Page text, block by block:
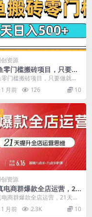
创资源
零门槛搬砖项目，只要做
够挣钱，一天可以3张
零门槛搬砖项目，只要做就能
钱，一天可以3张 项目介绍：
个项目比较...
月前 126 10
创资源
电商群爆款全店运营，21
升全店运营思维，起店、
运营爆款不断
商群爆款全店运营，21天提
店运营思维，起店、全店运营
断 课程4大...
月前 2.3K 10